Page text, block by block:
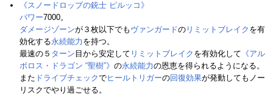
《スノードロップの銃士 ピルッコ》
パワー7000。
ダメージゾーンが３枚以下でも ヴァンガードの リミットブレイク を有
効化する永続能力 を持つ。
最速の５ ターン 目から安定して リミットブレイク を有効化して 《アル
ボロス・ドラゴン “聖樹”》 の永続能力の恩恵を得られるようになる。
また ドライブチェックでヒールトリガーの回復効果が発動してもノー
リスクでやり過ごせる。